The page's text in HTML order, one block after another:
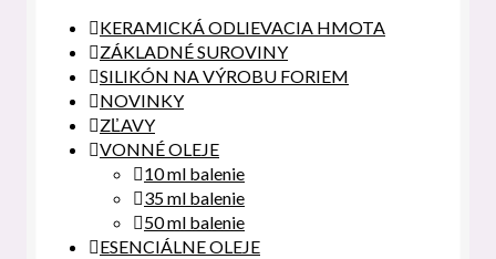
KERAMICKÁ ODLIEVACIA HMOTA
ZÁKLADNÉ SUROVINY
SILIKÓN NA VÝROBU FORIEM
NOVINKY
ZĽAVY
VONNÉ OLEJE
10 ml balenie
35 ml balenie
50 ml balenie
ESENCIÁLNE OLEJE